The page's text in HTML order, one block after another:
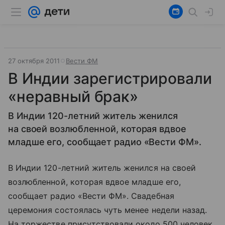
27 октября 2011 Вести ФМ
В Индии зарегистрировали
«неравный брак»
В Индии 120-летний житель женился
на своей возлюбленной, которая вдвое
младше его, сообщает радио «Вести ФМ».
В Индии 120-летний житель женился на своей
возлюбленной, которая вдвое младше его,
сообщает радио «Вести ФМ». Свадебная
церемония состоялась чуть менее недели назад.